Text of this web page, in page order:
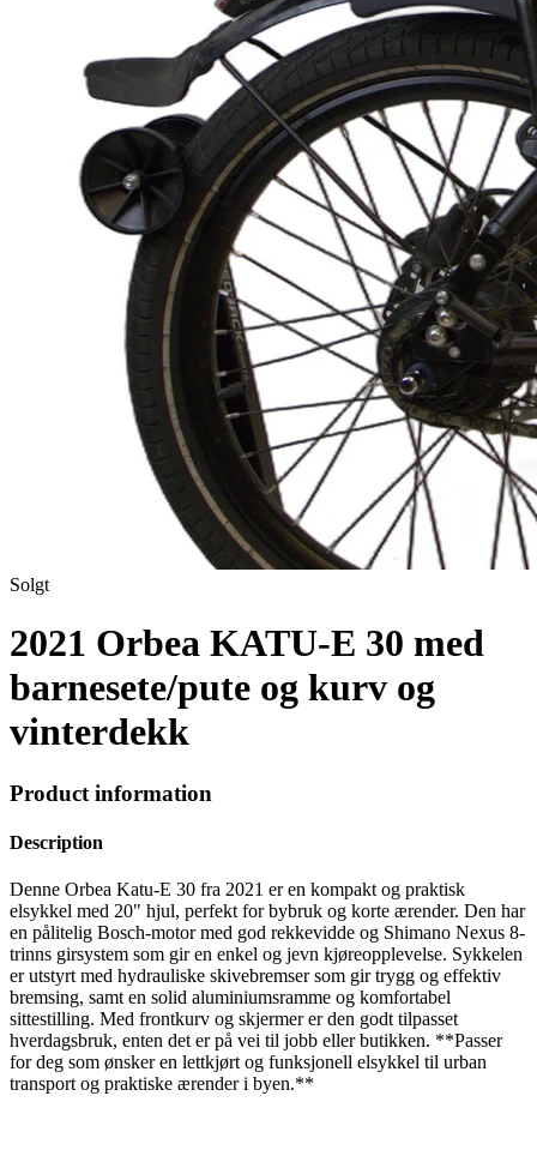
Solgt
2021 Orbea KATU-E 30 med
barnesete/pute og kurv og
vinterdekk
Product information
Description
Denne Orbea Katu-E 30 fra 2021 er en kompakt og praktisk
elsykkel med 20" hjul, perfekt for bybruk og korte ærender. Den har
en pålitelig Bosch-motor med god rekkevidde og Shimano Nexus 8-
trinns girsystem som gir en enkel og jevn kjøreopplevelse. Sykkelen
er utstyrt med hydrauliske skivebremser som gir trygg og effektiv
bremsing, samt en solid aluminiumsramme og komfortabel
sittestilling. Med frontkurv og skjermer er den godt tilpasset
hverdagsbruk, enten det er på vei til jobb eller butikken. **Passer
for deg som ønsker en lettkjørt og funksjonell elsykkel til urban
transport og praktiske ærender i byen.**